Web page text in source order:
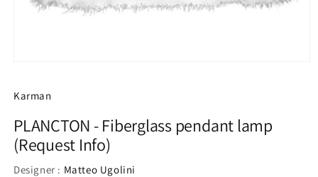
에
미
디
어
1
열
Karman
PLANCTON - Fiberglass pendant lamp
(Request Info)
Designer : Matteo Ugolini